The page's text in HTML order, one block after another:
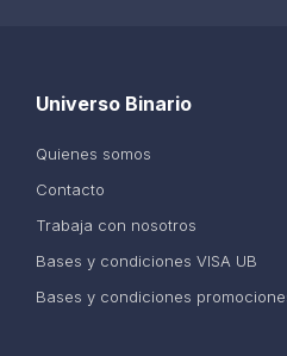
Universo Binario
Quienes somos
Contacto
Trabaja con nosotros
Bases y condiciones VISA UB
Bases y condiciones